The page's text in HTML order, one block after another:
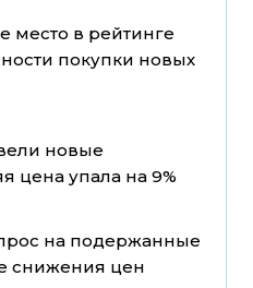
место в рейтинге
покупки новых
новые
цена упала на 9%
на подержанные
снижения цен